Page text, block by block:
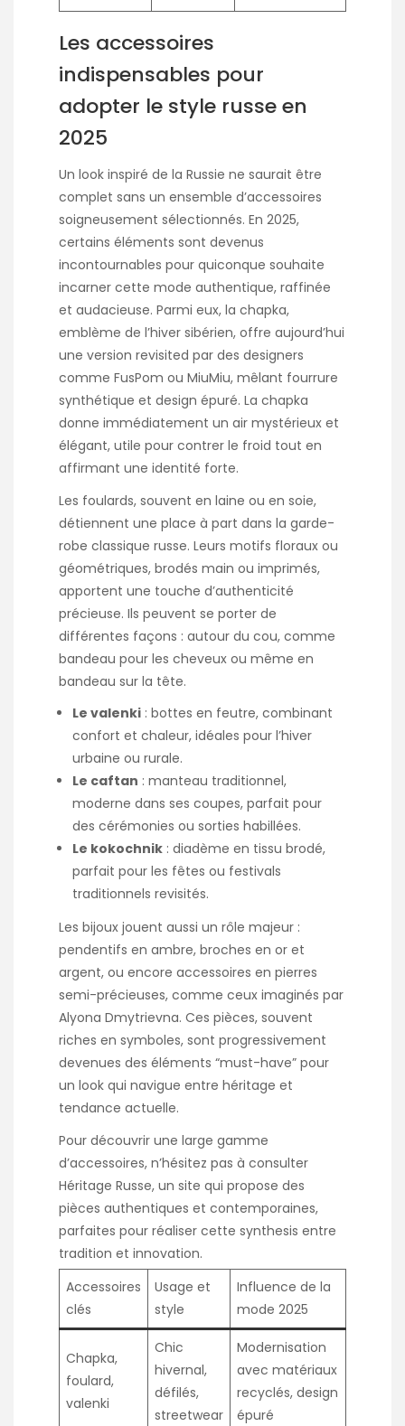
Les accessoires
indispensables pour
adopter le style russe en
2025
Un look inspiré de la Russie ne saurait être
complet sans un ensemble d’accessoires
soigneusement sélectionnés. En 2025,
certains éléments sont devenus
incontournables pour quiconque souhaite
incarner cette mode authentique, raffinée
et audacieuse. Parmi eux, la chapka,
emblème de l’hiver sibérien, offre aujourd’hui
une version revisited par des designers
comme FusPom ou MiuMiu, mêlant fourrure
synthétique et design épuré. La chapka
donne immédiatement un air mystérieux et
élégant, utile pour contrer le froid tout en
affirmant une identité forte.
Les foulards, souvent en laine ou en soie,
détiennent une place à part dans la garde-
robe classique russe. Leurs motifs floraux ou
géométriques, brodés main ou imprimés,
apportent une touche d’authenticité
précieuse. Ils peuvent se porter de
différentes façons : autour du cou, comme
bandeau pour les cheveux ou même en
bandeau sur la tête.
Le valenki : bottes en feutre, combinant
confort et chaleur, idéales pour l’hiver
urbaine ou rurale.
Le caftan : manteau traditionnel,
moderne dans ses coupes, parfait pour
des cérémonies ou sorties habillées.
Le kokochnik : diadème en tissu brodé,
parfait pour les fêtes ou festivals
traditionnels revisités.
Les bijoux jouent aussi un rôle majeur :
pendentifs en ambre, broches en or et
argent, ou encore accessoires en pierres
semi-précieuses, comme ceux imaginés par
Alyona Dmytrievna. Ces pièces, souvent
riches en symboles, sont progressivement
devenues des éléments “must-have” pour
un look qui navigue entre héritage et
tendance actuelle.
Pour découvrir une large gamme
d’accessoires, n’hésitez pas à consulter
Héritage Russe, un site qui propose des
pièces authentiques et contemporaines,
parfaites pour réaliser cette synthesis entre
tradition et innovation.
Accessoires
clés
Usage et
style
Influence de la
mode 2025
Chapka,
foulard,
valenki
Chic
hivernal,
défilés,
streetwear
Modernisation
avec matériaux
recyclés, design
épuré